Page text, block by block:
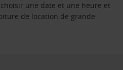
une date et une heure et
de location de grande